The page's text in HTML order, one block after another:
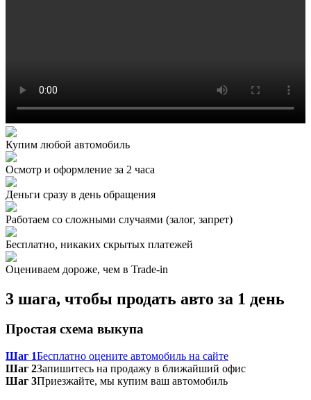
Купим любой автомобиль
Осмотр и оформление за 2 часа
Деньги сразу в день обращения
Работаем со сложными случаями (залог, запрет)
Бесплатно, никаких скрытых платежей
Оцениваем дороже, чем в Trade‑in
3 шага, чтобы продать авто за 1 день
Простая схема выкупа
Шаг 1Бесплатно оцените автомобиль на сайте
Шаг 2Запишитесь на продажу в ближайший офис
Шаг 3Приезжайте, мы купим ваш автомобиль